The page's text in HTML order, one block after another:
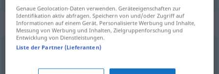
Beispielsätze für "Temperatur"
temperatura
Genaue Geolocation-Daten verwenden. Geräteeigenschaften zur
Identifikation aktiv abfragen. Speichern von und/oder Zugriff auf
Informationen auf einem Gerät. Personalisierte Werbung und Inhalte,
Messung von Werbung und Inhalten, Zielgruppenforschung und
Entwicklung von Dienstleistungen.
Liste der Partner (Lieferanten)